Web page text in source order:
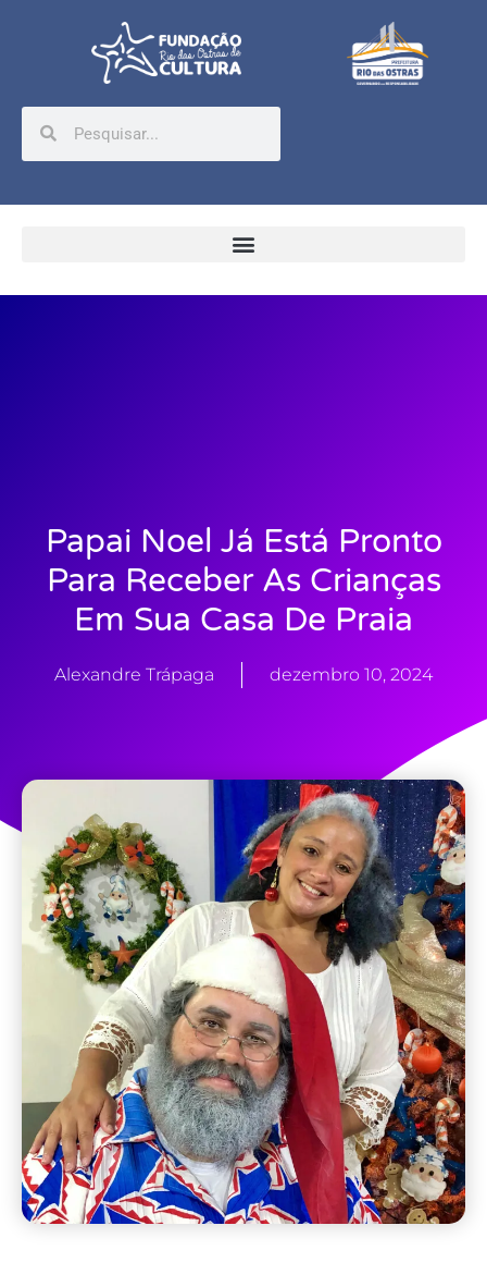
Papai Noel Já Está Pronto
Para Receber As Crianças
Em Sua Casa De Praia
Alexandre Trápaga dezembro 10, 2024